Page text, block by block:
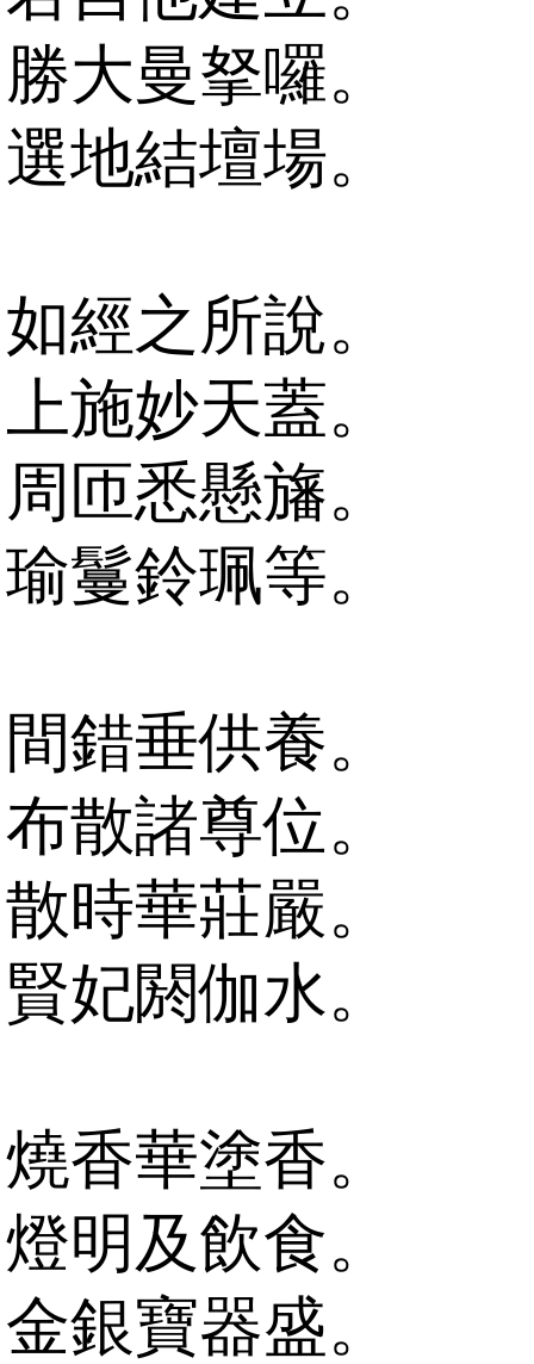
勝大曼拏囉。
選地結壇場。
如經之所說。
上施妙天蓋。
周匝悉懸旛。
瑜鬘鈴珮等。
間錯垂供養。
布散諸尊位。
散時華莊嚴。
賢妃閼伽水。
燒香華塗香。
燈明及飲食。
金銀寶器盛。